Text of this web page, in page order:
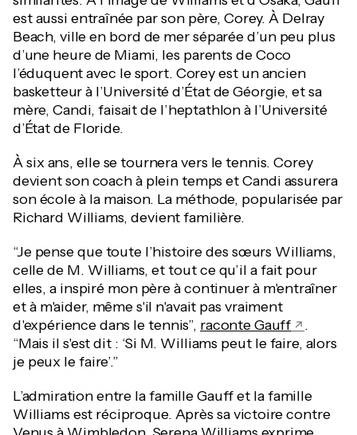
est aussi entraînée par son père, Corey. À Delray
Beach, ville en bord de mer séparée d’un peu plus
d’une heure de Miami, les parents de Coco
l’éduquent avec le sport. Corey est un ancien
basketteur à l’Université d’État de Géorgie, et sa
mère, Candi, faisait de l’heptathlon à l’Université
d’État de Floride.
À six ans, elle se tournera vers le tennis. Corey
devient son coach à plein temps et Candi assurera
son école à la maison. La méthode, popularisée par
Richard Williams, devient familière.
“Je pense que toute l’histoire des sœurs Williams,
celle de M. Williams, et tout ce qu’il a fait pour
elles, a inspiré mon père à continuer à m'entraîner
et à m'aider, même s'il n'avait pas vraiment
d'expérience dans le tennis”, raconte Gauff
.
“Mais il s'est dit : ‘Si M. Williams peut le faire, alors
je peux le faire’.”
L’admiration entre la famille Gauff et la famille
Williams est réciproque. Après sa victoire contre